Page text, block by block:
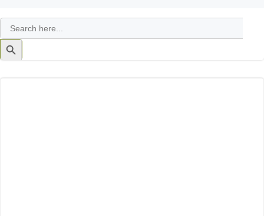
Search
for:
Search
Button